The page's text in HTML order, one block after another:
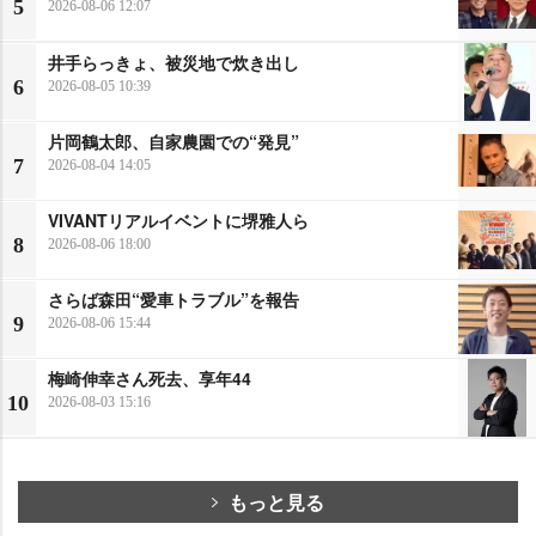
5 2026-08-06 12:07
6
井手らっきょ、被災地で炊き出し
2026-08-05 10:39
7
片岡鶴太郎、自家農園での“発見”
2026-08-04 14:05
8
VIVANTリアルイベントに堺雅人ら
2026-08-06 18:00
9
さらば森田“愛車トラブル”を報告
2026-08-06 15:44
10
梅崎伸幸さん死去、享年44
2026-08-03 15:16
もっと見る